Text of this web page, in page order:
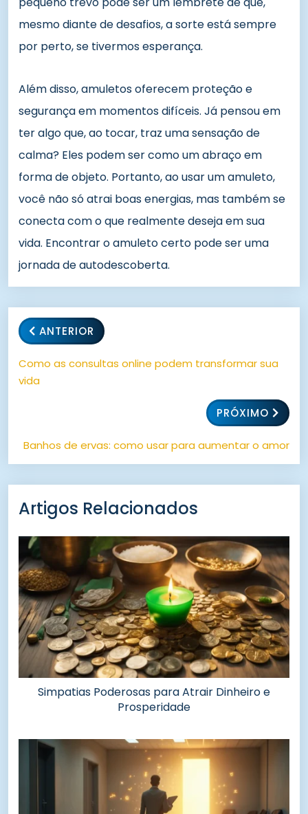
mesmo diante de desafios, a sorte está sempre
por perto, se tivermos esperança.
Além disso, amuletos oferecem proteção e
segurança em momentos difíceis. Já pensou em
ter algo que, ao tocar, traz uma sensação de
calma? Eles podem ser como um abraço em
forma de objeto. Portanto, ao usar um amuleto,
você não só atrai boas energias, mas também se
conecta com o que realmente deseja em sua
vida. Encontrar o amuleto certo pode ser uma
jornada de autodescoberta.
ANTERIOR
Como as consultas online podem transformar sua
vida
PRÓXIMO
Banhos de ervas: como usar para aumentar o amor
Artigos Relacionados
Simpatias Poderosas para Atrair Dinheiro e
Prosperidade